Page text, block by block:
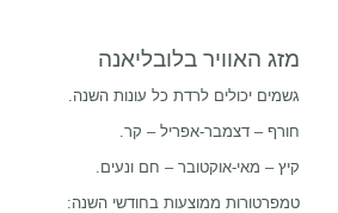
מזג האוויר בלובליאנה
גשמים יכולים לרדת כל עונות השנה.
חורף – דצמבר-אפריל – קר.
קיץ – מאי-אוקטובר – חם ונעים.
טמפרטורות ממוצעות בחודשי השנה: